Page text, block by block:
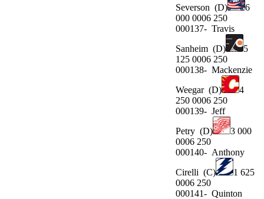
Severson (D)
6
000 0006 250
000137- Travis
Sanheim (D)
5
125 0006 250
000138- Mackenzie
Weegar(D)
4
250 0006 250
000139- Jeff
Petry (D)
3 000
0006 250
000140- Anthony
Cirelli (C)
1 625
0006 250
000141- Quinton